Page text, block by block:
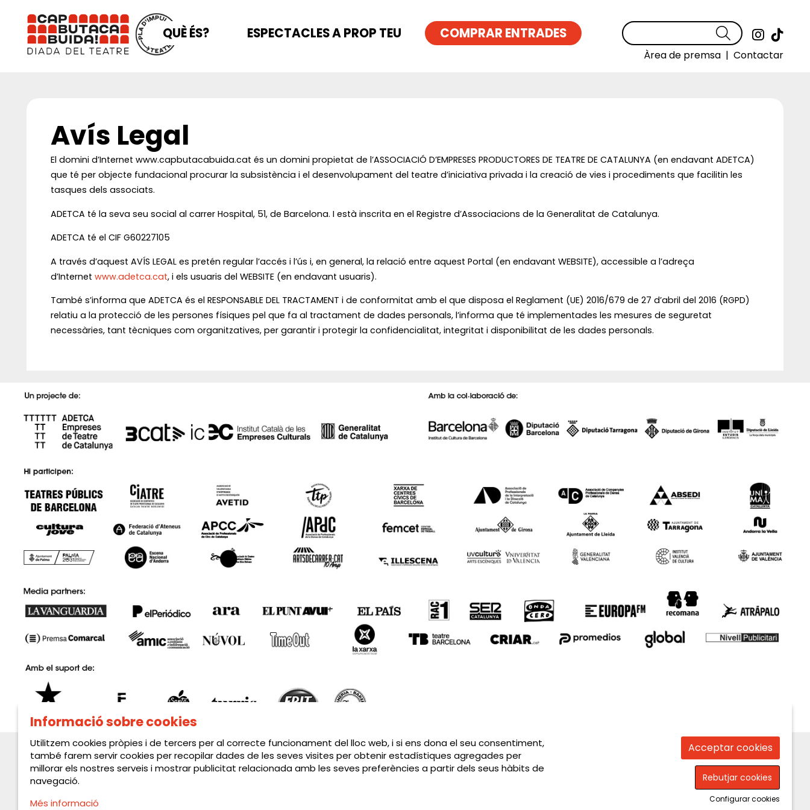
Link a
Cercar
Àrea de premsa | Contactar
QUÈ ÉS? ESPECTACLES A PROP TEU COMPRAR ENTRADES
Avís Legal
El domini d’Internet www.capbutacabuida.cat és un domini propietat de l’ASSOCIACIÓ D’EMPRESES PRODUCTORES DE TEATRE DE CATALUNYA (en endavant ADETCA)
que té per objecte fundacional procurar la subsistència i el desenvolupament del teatre d’iniciativa privada i la creació de vies i procediments que facilitin les
tasques dels associats.
ADETCA té la seva seu social al carrer Hospital, 51, de Barcelona. I està inscrita en el Registre d’Associacions de la Generalitat de Catalunya.
ADETCA té el CIF G60227105
A través d’aquest AVÍS LEGAL es pretén regular l’accés i l’ús i, en general, la relació entre aquest Portal (en endavant WEBSITE), accessible a l’adreça
d’Internet www.adetca.cat, i els usuaris del WEBSITE (en endavant usuaris).
També s’informa que ADETCA és el RESPONSABLE DEL TRACTAMENT i de conformitat amb el que disposa el Reglament (UE) 2016/679 de 27 d’abril del 2016 (RGPD)
relatiu a la protecció de les persones físiques pel que fa al tractament de dades personals, l’informa que té implementades les mesures de seguretat
necessàries, tant tècniques com organitzatives, per garantir i protegir la confidencialitat, integritat i disponibilitat de les dades personals.
Sitemap | Avís Legal | Política de privacitat | Contactar
Informació sobre cookies
Utilitzem cookies pròpies i de tercers per al correcte funcionament del lloc web, i si ens dona el seu consentiment,
també farem servir cookies per recopilar dades de les seves visites per obtenir estadístiques agregades per
millorar els nostres serveis i mostrar publicitat relacionada amb les seves preferències a partir dels seus hàbits de
navegació.
Més informació
Acceptar cookies
Rebutjar cookies
Configurar cookies